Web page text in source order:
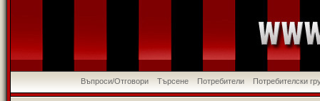
Въпроси/Отговори Търсене Потребители Потребителски